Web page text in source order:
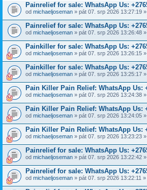
Painrelief for sale: WhatsApp Us:
od michaeljoseman » pát 07. srp 2026 13:27:19
Painrelief for sale: WhatsApp Us:
od michaeljoseman » pát 07. srp 2026 13:26:48
Painkiller for sale: WhatsApp Us:
od michaeljoseman » pát 07. srp 2026 13:26:15
Painkiller for sale: WhatsApp Us:
od michaeljoseman » pát 07. srp 2026 13:25:17
Pain Killer Pain Relief: WhatsApp Us:
od michaeljoseman » pát 07. srp 2026 13:24:38
Pain Killer Pain Relief: WhatsApp Us:
od michaeljoseman » pát 07. srp 2026 13:24:05
Pain Killer Pain Relief: WhatsApp Us:
od michaeljoseman » pát 07. srp 2026 13:23:23
Painrelief for sale: WhatsApp Us:
od michaeljoseman » pát 07. srp 2026 13:22:42
Painrelief for sale: WhatsApp Us:
od michaeljoseman » pát 07. srp 2026 13:22:11